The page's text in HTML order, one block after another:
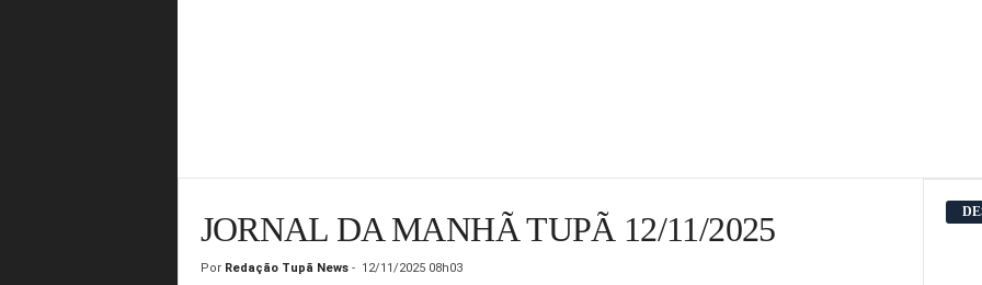
JORNAL DA MANHÃ TUPÃ 12/11/2025
Por Redação Tupã News- 12/11/2025 08h03